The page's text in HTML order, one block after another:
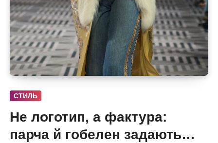
СТИЛЬ
Не логотип, а фактура:
парча й гобелен задають